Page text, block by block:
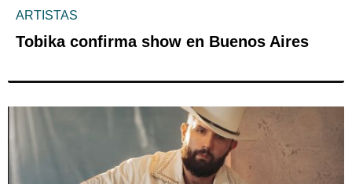
ARTISTAS
Tobika confirma show en Buenos Aires